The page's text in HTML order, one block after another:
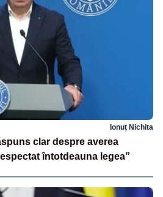
Ionuț Nichita
clar despre averea
întotdeauna legea”